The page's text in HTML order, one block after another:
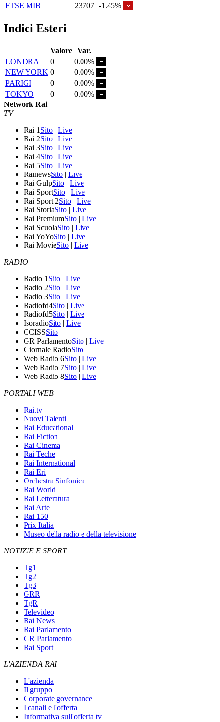
FTSE MIB
23707 -1.45%
Indici Esteri
Valore Var.
LONDRA
0
0.00%
NEW YORK 0
0.00%
PARIGI
0
0.00%
TOKYO
0
0.00%
Network Rai
TV
Rai 1 Sito | Live
Rai 2Sito | Live
Rai 3Sito | Live
Rai 4Sito | Live
Rai 5Sito | Live
RainewsSito | Live
Rai GulpSito | Live
Rai SportSito | Live
Rai Sport 2Sito | Live
Rai StoriaSito | Live
Rai PremiumSito | Live
Rai ScuolaSito | Live
Rai YoYoSito | Live
Rai MovieSito | Live
RADIO
Radio 1 Sito | Live
Radio 2Sito | Live
Radio 3Sito | Live
Radiofd4Sito | Live
Radiofd5Sito | Live
IsoradioSito | Live
CCISSSito
GR ParlamentoSito | Live
Giornale RadioSito
Web Radio 6Sito | Live
Web Radio 7Sito | Live
Web Radio 8Sito | Live
PORTALI WEB
Rai.tv
Nuovi Talenti
Rai Educational
Rai Fiction
Rai Cinema
Rai Teche
Rai International
Rai Eri
Orchestra Sinfonica
Rai World
Rai Letteratura
Rai Arte
Rai 150
Prix Italia
Museo della radio e della televisione
NOTIZIE E SPORT
Tg1
Tg2
Tg3
GRR
TgR
Televideo
Rai News
Rai Parlamento
GR Parlamento
Rai Sport
L'AZIENDA RAI
L'azienda
Il gruppo
Corporate governance
I canali e l'offerta
Informativa sull'offerta tv